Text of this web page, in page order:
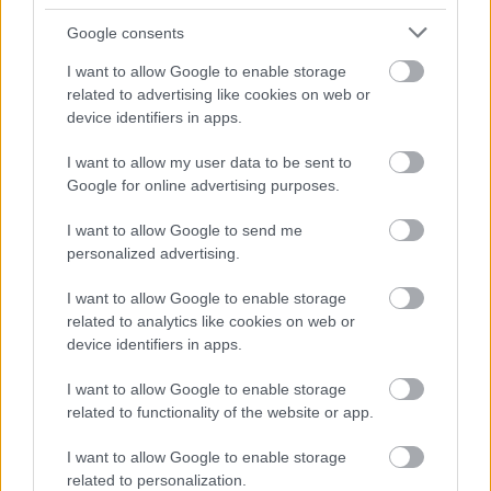
Google consents
I want to allow Google to enable storage
related to advertising like cookies on web or
device identifiers in apps.
I want to allow my user data to be sent to
Google for online advertising purposes.
I want to allow Google to send me
personalized advertising.
I want to allow Google to enable storage
related to analytics like cookies on web or
device identifiers in apps.
I want to allow Google to enable storage
related to functionality of the website or app.
I want to allow Google to enable storage
related to personalization.
kivéve a festés fázisát. Akkor szinte
lábujjhegyen járok, és ha ételt viszek neki,
bekopogok a műterembe. Ő mindig
megosztja velem festéssel kapcsolatos
terveit és én megpróbálom tehermentesíteni,
amennyire tudom. A vászonvásárlástól a
tárgyalásokon, levelezéseken, interjúk
lektorálásán, katalógus előkészítésén, a
intézek" - sorolta a kitüntetett.
Geisler Edit a férje mellett tanult bele a
festészetbe, mert édesapja gépészmérnök,
édesanyja könyvelő volt, tehát nem otthonról
hozta a képzőművészet ilyen fokú ismeretét.
"Laci mindig azt mondja, hogy velem kontrollt
nevelt ki magának, mert én vagyok az első,